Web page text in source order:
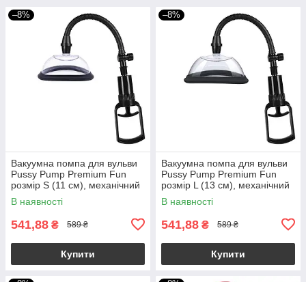
–8%
Вакуумна помпа для вульви
Pussy Pump Premium Fun
розмір S (11 см), механічний
насос
В наявності
541,88 ₴ 589 ₴
Купити
–8%
Вакуумна помпа для вульви
Pussy Pump Premium Fun
розмір L (13 см), механічний
насос
В наявності
541,88 ₴ 589 ₴
Купити